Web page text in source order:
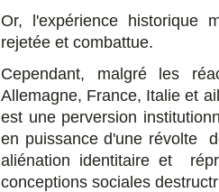
Or, l'expérience historique
rejetée et combattue.
Cependant, malgré les
Allemagne, France, Italie et
est une perversion
en puissance d'une révolte
aliénation identitaire et
conceptions sociales